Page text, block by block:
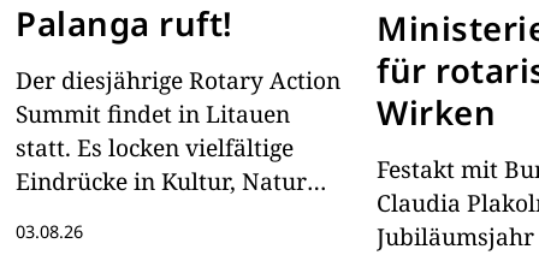
Palanga ruft!
Der diesjährige Rotary Action
Summit findet in Litauen
statt. Es locken vielfältige
Eindrücke in Kultur, Natur
rotarischen Freunden aus
03.08.26
für
Wirken
Festakt mit
Claudia
Jubiläumsjahr